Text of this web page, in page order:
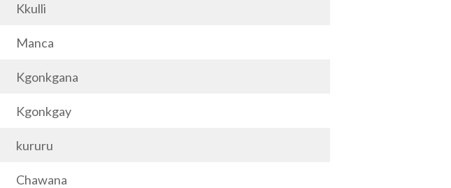
Kkulli
Manca
Kgonkgana
Kgonkgay
kururu
Chawana